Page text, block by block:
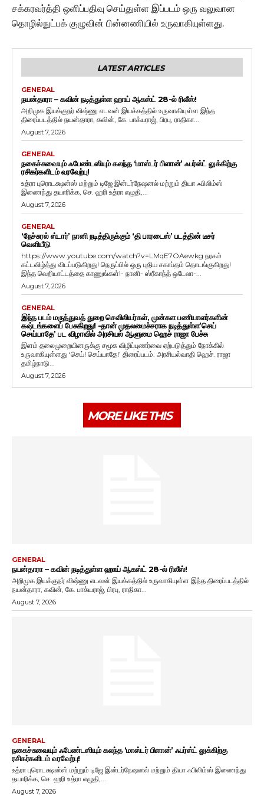
சக்கரவர்த்தி ஒளிப்பதிவு செய்துள்ள இப்படம் ஒரு வலுவான
தொழில்நுட்பக் குழுவின் பின்னணியில் உருவாகியுள்ளது.
LATEST ARTICLES
GENERAL
நயன்தாரா – கவின் நடித்துள்ள ஹாய் ஆகஸ்ட் 28-ல் ரிலீஸ்!
அறிமுக இயக்குநர் விஷ்ணு எடவன் இயக்கத்தில் உருவாகியுள்ள இந்த
திரைப்படத்தில் நயன்தாரா, கவின், கே. பாக்யராஜ், பிரபு, ராதிகா...
August 7, 2026
GENERAL
நகைச்சுவையும் ஃபேண்டஸியும் கலந்த ‘மாஸ்டர் பிளான்’ ஃபர்ஸ்ட் லுக்கிற்கு
ரசிகர்களிடம் வரவேற்பு!
உத்ரா புரொடக்ஷன்ஸ் மற்றும் டிஜே இன்டர்நேஷனல் மற்றும் தியா ஃபிலிம்ஸ்
இணைந்து தயாரிக்க, செ. ஹரி உத்ரா எழுதி,...
August 7, 2026
GENERAL
‘நேச்சுரல் ஸ்டார்’ நானி நடித்திருக்கும் ‘தி பாரடைஸ்’ படத்தின் டீசர்
வெளியீடு
https://www.youtube.com/watch?v=LMqE7OAewkg நரகம்
கட்டவிழ்த்து விடப்படுகிறது! நெருப்பில் ஒரு புதிய சகாப்தம் தொடங்குகிறது!
இந்த வெறியாட்டத்தை காணுங்கள்!- நானி- ஸ்ரீகாந்த் ஒடேலா-...
August 7, 2026
GENERAL
இந்த படம் மருத்துவத் துறை செவிலியர்கள், முன்கள பணியாளர்களின்
கஷ்டங்களைப் பேசுகிறது! -தான் முதலமைச்சராக நடித்துள்ள’செய்
செய்யாதே’ பட விழாவில் அரசியல் ஆளுமை ஹெச் ராஜா பேச்சு
இளம் தலைமுறையினருக்கு சமூக விழிப்புணர்வை ஏற்படுத்தும் நோக்கில்
உருவாகியுள்ளது ‘செய்! செய்யாதே!’ திரைப்படம். அரசியல்வாதி ஹெச். ராஜா
தமிழ்நாடு...
August 7, 2026
MORE LIKE THIS
GENERAL
நயன்தாரா – கவின் நடித்துள்ள ஹாய் ஆகஸ்ட் 28-ல் ரிலீஸ்!
அறிமுக இயக்குநர் விஷ்ணு எடவன் இயக்கத்தில் உருவாகியுள்ள இந்த திரைப்படத்தில்
நயன்தாரா, கவின், கே. பாக்யராஜ், பிரபு, ராதிகா...
August 7, 2026
GENERAL
நகைச்சுவையும் ஃபேண்டஸியும் கலந்த ‘மாஸ்டர் பிளான்’ ஃபர்ஸ்ட் லுக்கிற்கு
ரசிகர்களிடம் வரவேற்பு!
உத்ரா புரொடக்ஷன்ஸ் மற்றும் டிஜே இன்டர்நேஷனல் மற்றும் தியா ஃபிலிம்ஸ் இணைந்து
தயாரிக்க, செ. ஹரி உத்ரா எழுதி,...
August 7, 2026